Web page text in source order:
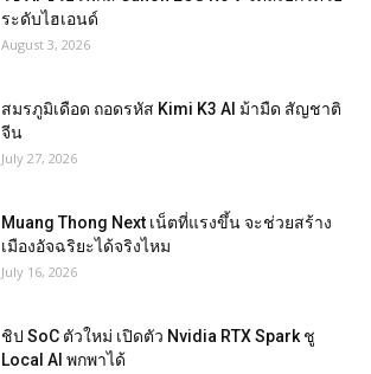
ระดับไฮเอนด์
August 3, 2026
สมรภูมิเดือด ถอดรหัส Kimi K3 AI ม้ามืด สัญชาติ
จีน
July 27, 2026
Muang Thong Next เน็ตที่แรงขึ้น จะช่วยสร้าง
เมืองอัจฉริยะได้จริงไหม
July 16, 2026
ชิป SoC ตัวใหม่ เปิดตัว Nvidia RTX Spark ชู
Local AI พกพาได้